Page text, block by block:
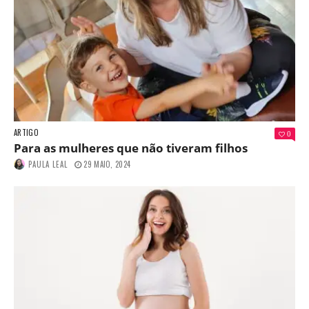
ARTIGO 0
Para as mulheres que não tiveram filhos
PAULA LEAL 29 MAIO, 2024